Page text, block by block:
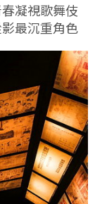
凝視歌舞伎
最沉重角色